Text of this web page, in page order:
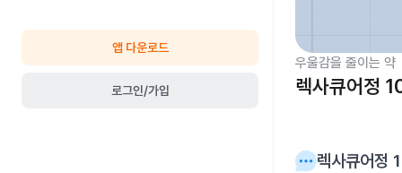
앱 다운로드
로그인/가입
우울감을 줄이는 약
렉사큐어정
렉사큐어정